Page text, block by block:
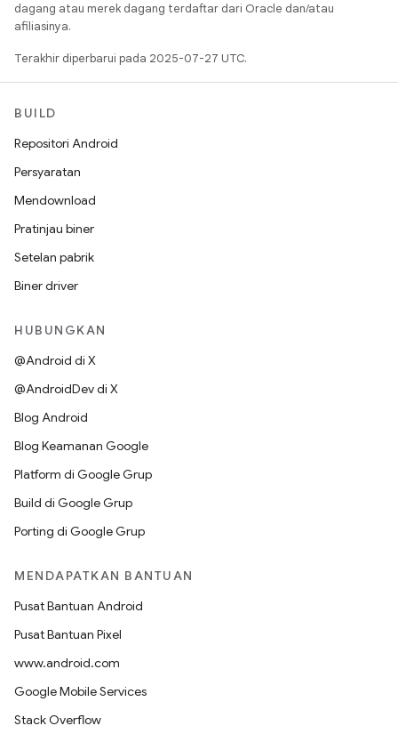
dagang atau merek dagang terdaftar dari Oracle dan/atau
afiliasinya.
Terakhir diperbarui pada 2025-07-27 UTC.
BUILD
Repositori Android
Persyaratan
Mendownload
Pratinjau biner
Setelan pabrik
Biner driver
HUBUNGKAN
@Android di X
@AndroidDev di X
Blog Android
Blog Keamanan Google
Platform di Google Grup
Build di Google Grup
Porting di Google Grup
MENDAPATKAN BANTUAN
Pusat Bantuan Android
Pusat Bantuan Pixel
www.android.com
Google Mobile Services
Stack Overflow